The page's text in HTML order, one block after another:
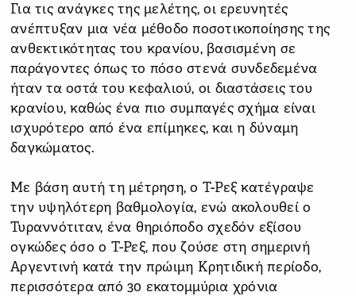
Για τις ανάγκες της μελέτης, οι ερευνητές
ανέπτυξαν μια νέα μέθοδο ποσοτικοποίησης της
ανθεκτικότητας του κρανίου, βασισμένη σε
παράγοντες όπως το πόσο στενά συνδεδεμένα
ήταν τα οστά του κεφαλιού, οι διαστάσεις του
κρανίου, καθώς ένα πιο συμπαγές σχήμα είναι
ισχυρότερο από ένα επίμηκες, και η δύναμη
δαγκώματος.
Με βάση αυτή τη μέτρηση, ο T-Ρεξ κατέγραψε
την υψηλότερη βαθμολογία, ενώ ακολουθεί ο
Τυραννότιταν, ένα θηριόποδο σχεδόν εξίσου
ογκώδες όσο ο Τ-Ρεξ, που ζούσε στη σημερινή
Αργεντινή κατά την πρώιμη Κρητιδική περίοδο,
περισσότερα από 30 εκατομμύρια χρόνια